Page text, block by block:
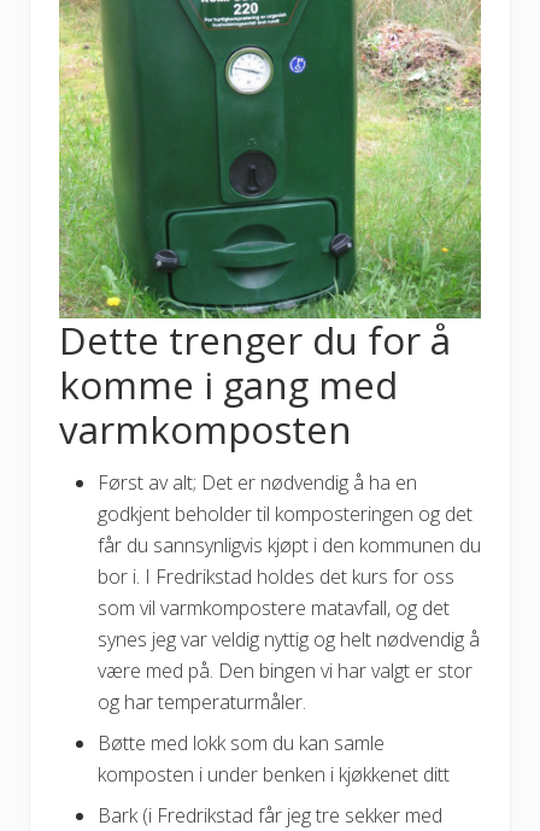
Dette trenger du for å
komme i gang med
varmkomposten
Først av alt; Det er nødvendig å ha en
godkjent beholder til komposteringen og det
får du sannsynligvis kjøpt i den kommunen du
bor i. I Fredrikstad holdes det kurs for oss
som vil varmkompostere matavfall, og det
synes jeg var veldig nyttig og helt nødvendig å
være med på. Den bingen vi har valgt er stor
og har temperaturmåler.
Bøtte med lokk som du kan samle
komposten i under benken i kjøkkenet ditt
Bark (i Fredrikstad får jeg tre sekker med